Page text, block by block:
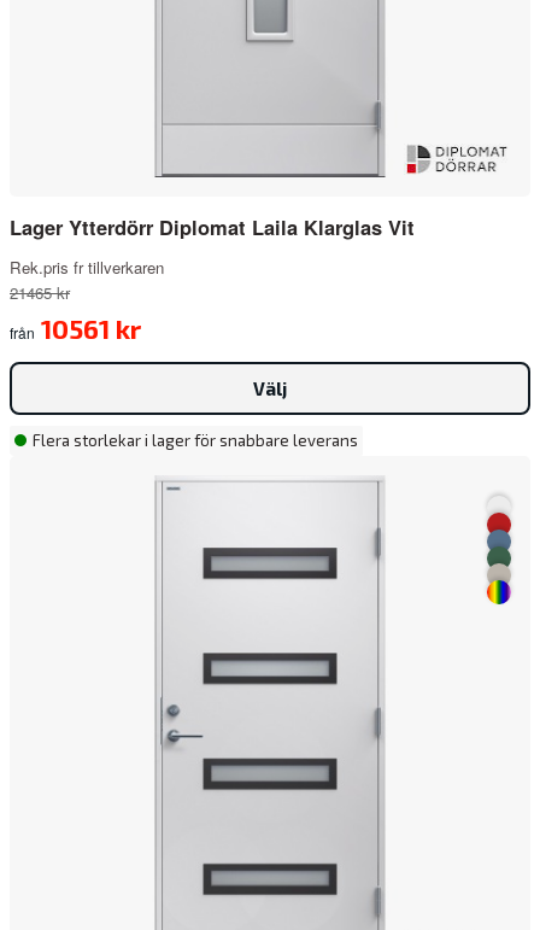
Lager Ytterdörr Diplomat Laila Klarglas Vit
Rek.pris fr tillverkaren
21465 kr
från 10561 kr
Välj
Flera storlekar i lager för snabbare leverans